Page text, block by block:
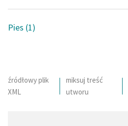
Pies (1)
źródłowy plik
XML
miksuj treść
utworu